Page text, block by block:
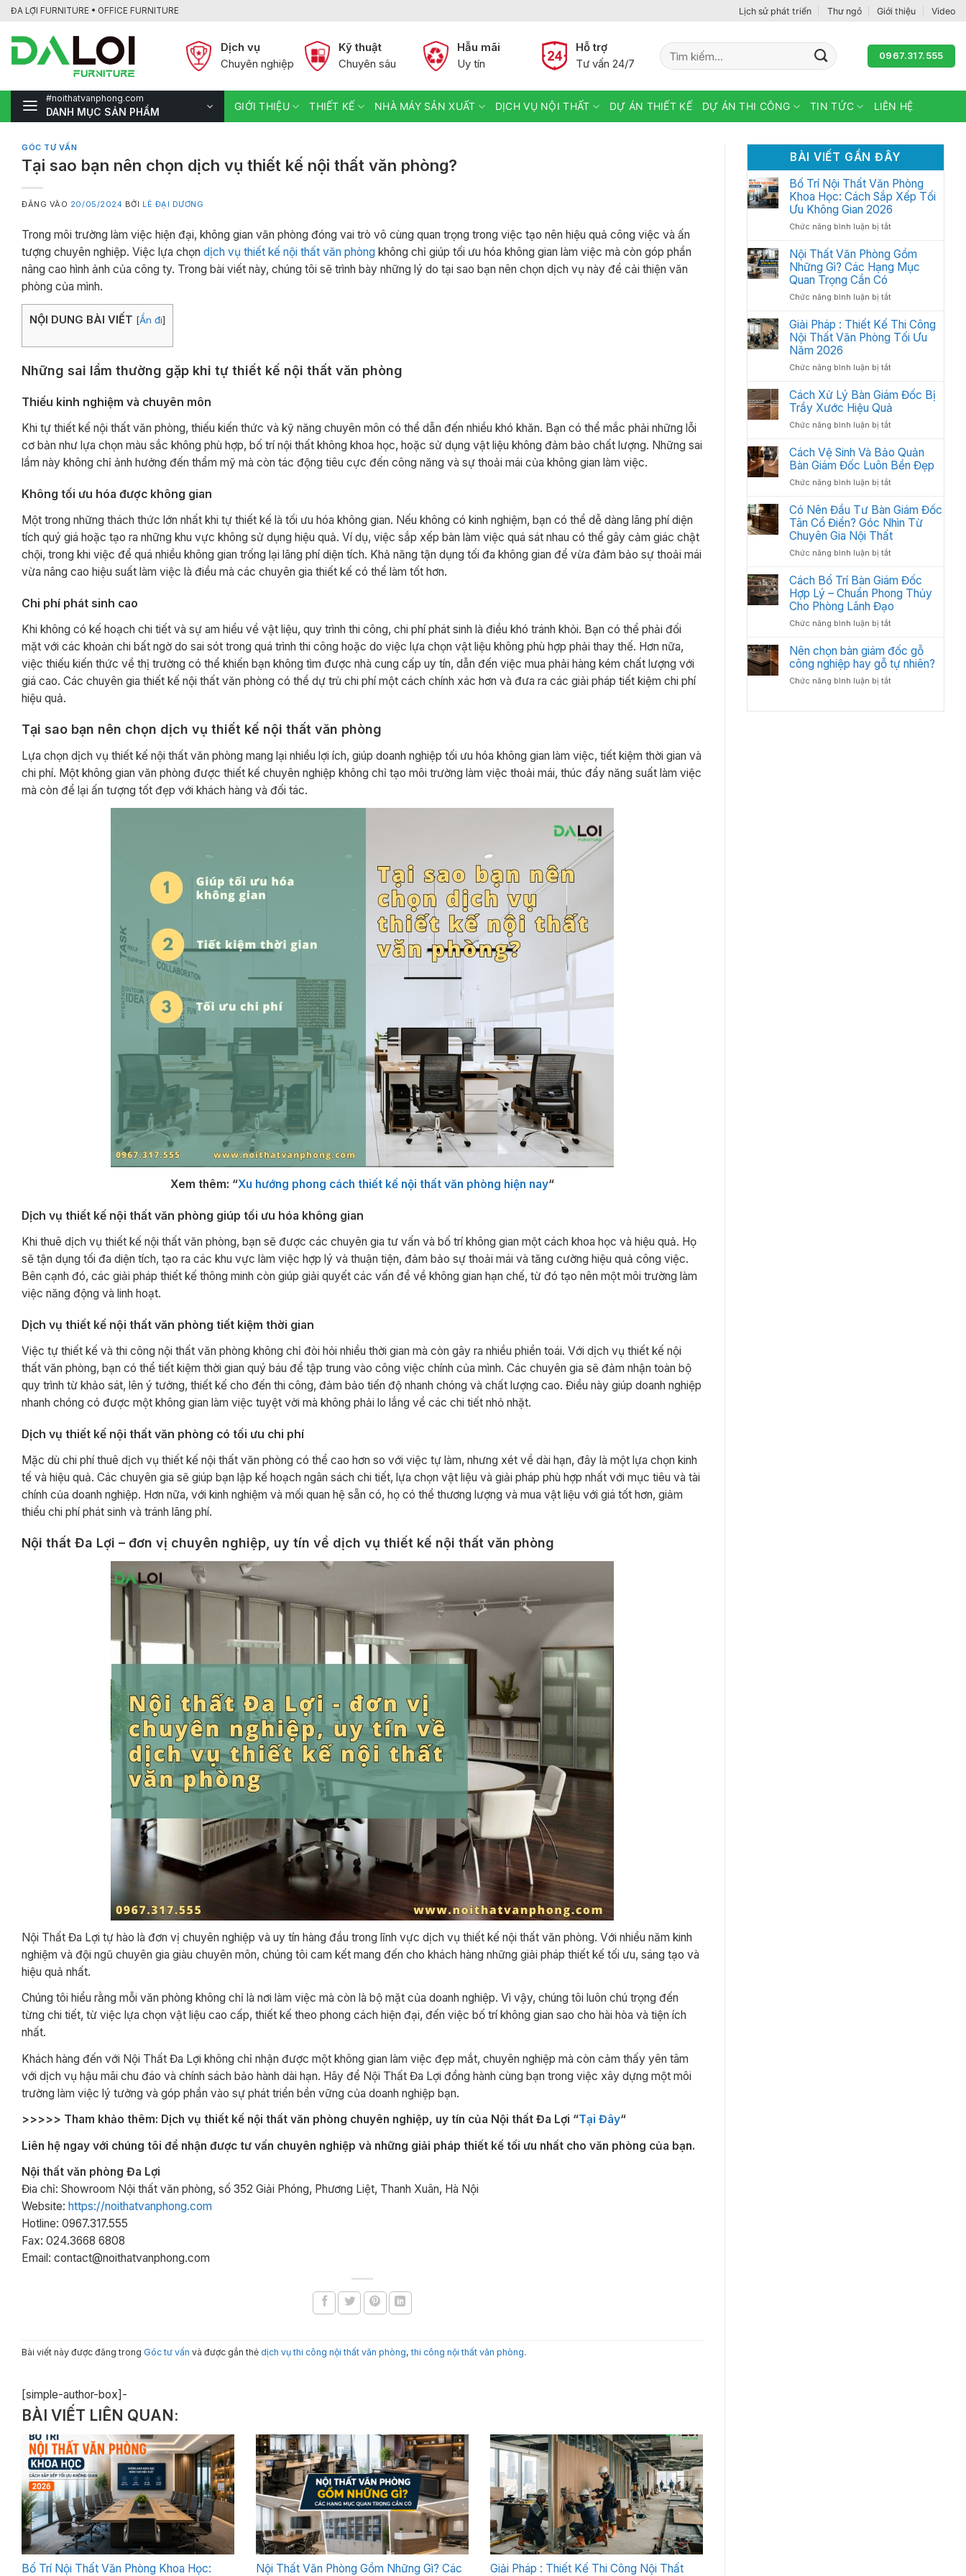
Bỏ
nội
dung
ĐA LỢI FURNITURE • OFFICE FURNITURE Lịch sử phát triển Thư ngỏ Giới thiệu Video
Dịch vụ
Chuyên nghiệp
Kỹ thuật
Chuyên sâu
Hẫu mãi
Uy tín
Hỗ trợ
Tư vấn 24/7
Tìm
kiếm:
0967.317.555
#noithatvanphong.com
DANH MỤC SẢN PHẨM GIỚI THIỆU THIẾT KẾ NHÀ MÁY SẢN XUẤT DỊCH VỤ NỘI THẤT DỰ ÁN THIẾT KẾ DỰ ÁN THI CÔNG TIN TỨC LIÊN HỆ
GÓC TƯ VẤN
Tại sao bạn nên chọn dịch vụ thiết kế nội thất văn phòng?
ĐĂNG VÀO 20/05/2024 BỞI LÊ ĐẠI DƯƠNG
Trong môi trường làm việc hiện đại, không gian văn phòng đóng vai trò vô cùng quan trọng trong việc tạo nên hiệu quả công việc và ấn
tượng chuyên nghiệp. Việc lựa chọn dịch vụ thiết kế nội thất văn phòng không chỉ giúp tối ưu hóa không gian làm việc mà còn góp phần
nâng cao hình ảnh của công ty. Trong bài viết này, chúng tôi sẽ trình bày những lý do tại sao bạn nên chọn dịch vụ này để cải thiện văn
phòng của mình.
NỘI DUNG BÀI VIẾT [Ẩn đi]
Những sai lầm thường gặp khi tự thiết kế nội thất văn phòng
Thiếu kinh nghiệm và chuyên môn
Khi tự thiết kế nội thất văn phòng, thiếu kiến thức và kỹ năng chuyên môn có thể dẫn đến nhiều khó khăn. Bạn có thể mắc phải những lỗi
cơ bản như lựa chọn màu sắc không phù hợp, bố trí nội thất không khoa học, hoặc sử dụng vật liệu không đảm bảo chất lượng. Những sai
lầm này không chỉ ảnh hưởng đến thẩm mỹ mà còn tác động tiêu cực đến công năng và sự thoải mái của không gian làm việc.
Không tối ưu hóa được không gian
Một trong những thách thức lớn nhất khi tự thiết kế là tối ưu hóa không gian. Nếu không có kinh nghiệm, bạn có thể dễ dàng lãng phí diện
tích quý giá hoặc tạo ra những khu vực không sử dụng hiệu quả. Ví dụ, việc sắp xếp bàn làm việc quá sát nhau có thể gây cảm giác chật
chội, trong khi việc để quá nhiều không gian trống lại lãng phí diện tích. Khả năng tận dụng tối đa không gian để vừa đảm bảo sự thoải mái
vừa nâng cao hiệu suất làm việc là điều mà các chuyên gia thiết kế có thể làm tốt hơn.
Chi phí phát sinh cao
Khi không có kế hoạch chi tiết và sự am hiểu về vật liệu, quy trình thi công, chi phí phát sinh là điều khó tránh khỏi. Bạn có thể phải đối
mặt với các khoản chi bất ngờ do sai sót trong quá trình thi công hoặc do việc lựa chọn vật liệu không phù hợp phải thay thế. Hơn nữa,
việc thiếu kiến thức về thị trường có thể khiến bạn không tìm được nhà cung cấp uy tín, dẫn đến việc mua phải hàng kém chất lượng với
giá cao. Các chuyên gia thiết kế nội thất văn phòng có thể dự trù chi phí một cách chính xác hơn và đưa ra các giải pháp tiết kiệm chi phí
hiệu quả.
Tại sao bạn nên chọn dịch vụ thiết kế nội thất văn phòng
Lựa chọn dịch vụ thiết kế nội thất văn phòng mang lại nhiều lợi ích, giúp doanh nghiệp tối ưu hóa không gian làm việc, tiết kiệm thời gian và
chi phí. Một không gian văn phòng được thiết kế chuyên nghiệp không chỉ tạo môi trường làm việc thoải mái, thúc đẩy năng suất làm việc
mà còn để lại ấn tượng tốt đẹp với khách hàng và đối tác.
Xem thêm: “Xu hướng phong cách thiết kế nội thất văn phòng hiện nay“
Dịch vụ thiết kế nội thất văn phòng giúp tối ưu hóa không gian
Khi thuê dịch vụ thiết kế nội thất văn phòng, bạn sẽ được các chuyên gia tư vấn và bố trí không gian một cách khoa học và hiệu quả. Họ
sẽ tận dụng tối đa diện tích, tạo ra các khu vực làm việc hợp lý và thuận tiện, đảm bảo sự thoải mái và tăng cường hiệu quả công việc.
Bên cạnh đó, các giải pháp thiết kế thông minh còn giúp giải quyết các vấn đề về không gian hạn chế, từ đó tạo nên một môi trường làm
việc năng động và linh hoạt.
Dịch vụ thiết kế nội thất văn phòng tiết kiệm thời gian
Việc tự thiết kế và thi công nội thất văn phòng không chỉ đòi hỏi nhiều thời gian mà còn gây ra nhiều phiền toái. Với dịch vụ thiết kế nội
thất văn phòng, bạn có thể tiết kiệm thời gian quý báu để tập trung vào công việc chính của mình. Các chuyên gia sẽ đảm nhận toàn bộ
quy trình từ khảo sát, lên ý tưởng, thiết kế cho đến thi công, đảm bảo tiến độ nhanh chóng và chất lượng cao. Điều này giúp doanh nghiệp
nhanh chóng có được một không gian làm việc tuyệt vời mà không phải lo lắng về các chi tiết nhỏ nhặt.
Dịch vụ thiết kế nội thất văn phòng có tối ưu chi phí
Mặc dù chi phí thuê dịch vụ thiết kế nội thất văn phòng có thể cao hơn so với việc tự làm, nhưng xét về dài hạn, đây là một lựa chọn kinh
tế và hiệu quả. Các chuyên gia sẽ giúp bạn lập kế hoạch ngân sách chi tiết, lựa chọn vật liệu và giải pháp phù hợp nhất với mục tiêu và tài
chính của doanh nghiệp. Hơn nữa, với kinh nghiệm và mối quan hệ sẵn có, họ có thể thương lượng và mua vật liệu với giá tốt hơn, giảm
thiểu chi phí phát sinh và tránh lãng phí.
Nội thất Đa Lợi – đơn vị chuyên nghiệp, uy tín về dịch vụ thiết kế nội thất văn phòng
Nội Thất Đa Lợi tự hào là đơn vị chuyên nghiệp và uy tín hàng đầu trong lĩnh vực dịch vụ thiết kế nội thất văn phòng. Với nhiều năm kinh
nghiệm và đội ngũ chuyên gia giàu chuyên môn, chúng tôi cam kết mang đến cho khách hàng những giải pháp thiết kế tối ưu, sáng tạo và
hiệu quả nhất.
Chúng tôi hiểu rằng mỗi văn phòng không chỉ là nơi làm việc mà còn là bộ mặt của doanh nghiệp. Vì vậy, chúng tôi luôn chú trọng đến
từng chi tiết, từ việc lựa chọn vật liệu cao cấp, thiết kế theo phong cách hiện đại, đến việc bố trí không gian sao cho hài hòa và tiện ích
nhất.
Khách hàng đến với Nội Thất Đa Lợi không chỉ nhận được một không gian làm việc đẹp mắt, chuyên nghiệp mà còn cảm thấy yên tâm
với dịch vụ hậu mãi chu đáo và chính sách bảo hành dài hạn. Hãy để Nội Thất Đa Lợi đồng hành cùng bạn trong việc xây dựng một môi
trường làm việc lý tưởng và góp phần vào sự phát triển bền vững của doanh nghiệp bạn.
>>>>> Tham khảo thêm: Dịch vụ thiết kế nội thất văn phòng chuyên nghiệp, uy tín của Nội thất Đa Lợi “Tại Đây“
Liên hệ ngay với chúng tôi để nhận được tư vấn chuyên nghiệp và những giải pháp thiết kế tối ưu nhất cho văn phòng của bạn.
Nội thất văn phòng Đa Lợi
Đia chỉ: Showroom Nội thất văn phòng, số 352 Giải Phóng, Phương Liệt, Thanh Xuân, Hà Nội
Website: https://noithatvanphong.com
Hotline: 0967.317.555
Fax: 024.3668 6808
Email: contact@noithatvanphong.com
Bài viết này được đăng trong Góc tư vấn và được gắn thẻ dịch vụ thi công nội thất văn phòng,thi công nội thất văn phòng.
[simple-author-box]-
BÀI VIẾT LIÊN QUAN:
Bố Trí Nội Thất Văn Phòng Khoa Học:
Nội Thất Văn Phòng Gồm Những Gì? Các
Giải Pháp : Thiết Kế Thi Công Nội Thất
BÀI VIẾT GẦN ĐÂY
Bố Trí Nội Thất Văn Phòng
Khoa Học: Cách Sắp Xếp Tối
Ưu Không Gian 2026
Chức năng bình luận bị tắtở
Trí
Nội
Thất
Phòng
Học:
Cách
Tối
Không
Gian
2026
Nội Thất Văn Phòng Gồm
Những Gì? Các Hạng Mục
Quan Trọng Cần Có
Chức năng bình luận bị tắtở
Thất
Văn
Phòng
Những
Các
Hạng
Quan
Cần
Có
Giải Pháp : Thiết Kế Thi Công
Nội Thất Văn Phòng Tối Ưu
Năm 2026
Chức năng bình luận bị tắtở
Pháp
Kế
Công
Nội
Tối
Ưu
Năm
2026
Cách Xử Lý Bàn Giám Đốc Bị
Trầy Xước Hiệu Quả
Chức năng bình luận bị tắtở
Xử
Lý
Bàn
Giám
Bị
Trầy
Xước
Quả
Cách Vệ Sinh Và Bảo Quản
Bàn Giám Đốc Luôn Bền Đẹp
Chức năng bình luận bị tắtở
Vệ
Sinh
Và
Bảo
Quản
Giám
Đốc
Luôn
Đẹp
Có Nên Đầu Tư Bàn Giám Đốc
Tân Cổ Điển? Góc Nhìn Từ
Chuyên Gia Nội Thất
Chức năng bình luận bị tắtở
Nên
Đầu
Tư
Bàn
Giám
Tân
Cổ
Góc
Từ
Cách Bố Trí Bàn Giám Đốc
Hợp Lý – Chuẩn Phong Thủy
Cho Phòng Lãnh Đạo
Chức năng bình luận bị tắtở
Bố
Trí
Bàn
Giám
Nên chọn bàn giám đốc gỗ
công nghiệp hay gỗ tự nhiên?
Chức năng bình luận bị tắtở